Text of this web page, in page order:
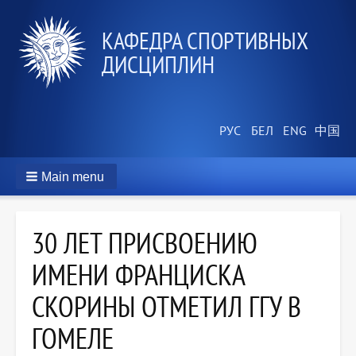
КАФЕДРА СПОРТИВНЫХ
ДИСЦИПЛИН
Main menu
30 ЛЕТ ПРИСВОЕНИЮ
ИМЕНИ ФРАНЦИСКА
СКОРИНЫ ОТМЕТИЛ ГГУ В
ГОМЕЛЕ